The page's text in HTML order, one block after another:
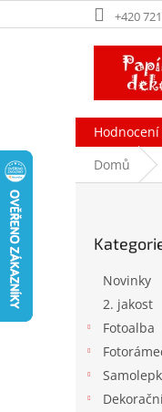
na
+420
Domů
kategorie
Novinky
2. jakost
Fotoalba